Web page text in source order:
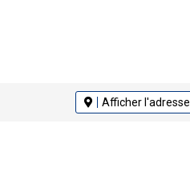
Afficher l'adresse